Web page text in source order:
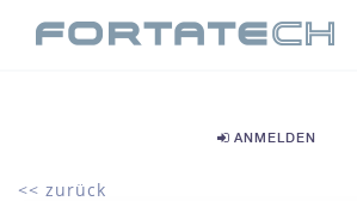
ANMELDEN
<< zurück